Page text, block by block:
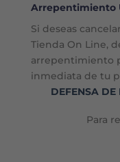
Arrepentimiento
Si deseas
Tienda On Line,
arrepentimiento
inmediata de tu
DEFENSA DE
Para